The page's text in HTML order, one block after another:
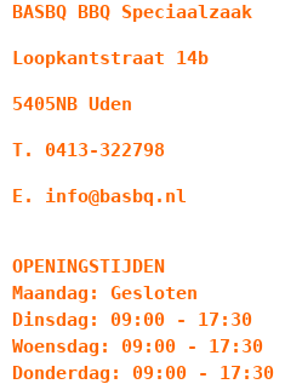
BASBQ BBQ Speciaalzaak
Loopkantstraat 14b
5405NB Uden
T. 0413-322798
E. info@basbq.nl
OPENINGSTIJDEN
Maandag: Gesloten
Dinsdag: 09:00 - 17:30
Woensdag: 09:00 - 17:30
Donderdag: 09:00 - 17:30